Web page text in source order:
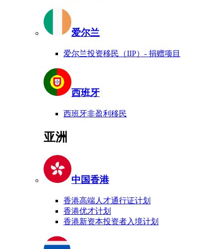
爱尔兰
爱尔兰投资移民（IIP）- 捐赠项目
西班牙
西班牙非盈利移民
亚洲
中国香港
香港高端人才通行证计划
香港优才计划
香港新资本投资者入境计划